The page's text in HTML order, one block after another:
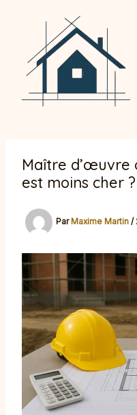
Maître d’œuvre
est moins cher ?
Par Maxime Martin /